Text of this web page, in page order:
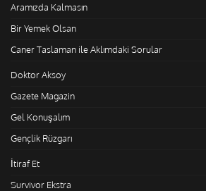
Aramızda Kalmasın
Bir Yemek Olsan
Caner Taslaman ile Aklımdaki Sorular
Doktor Aksoy
Gazete Magazin
Gel Konuşalım
Gençlik Rüzgarı
İtiraf Et
Survivor Ekstra